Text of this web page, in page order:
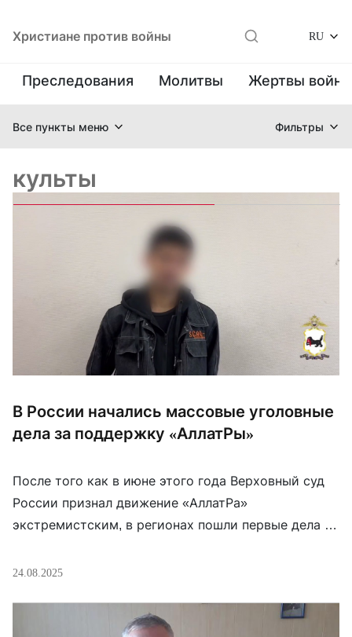
Христиане против войны RU
Преследования Молитвы Жертвы
Все пункты меню Фильтры
культы
В России начались массовые уголовные
дела за поддержку «АллатРы»
После того как в июне этого года Верховный суд
России признал движение «АллатРа»
экстремистским, в регионах пошли первые дела о
мужчина: следствие утверждает, что в 2023 году
Саратовской области суд приговорил Елену
24.08.2025